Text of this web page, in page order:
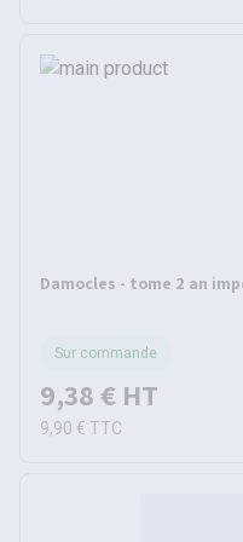
Damocles - tome 2 an
Sur commande
9,38 € HT
9,90 € TTC